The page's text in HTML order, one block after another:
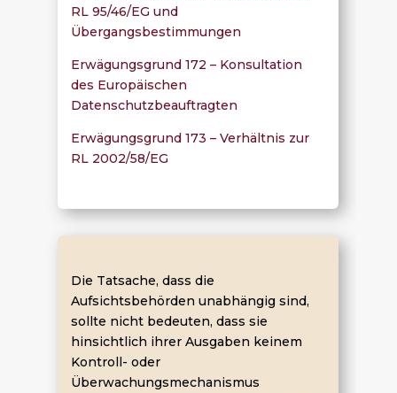
RL 95/46/EG und
Übergangsbestimmungen
Erwägungsgrund 172 – Konsultation
des Europäischen
Datenschutzbeauftragten
Erwägungsgrund 173 – Verhältnis zur
RL 2002/58/EG
Die Tatsache, dass die
Aufsichtsbehörden unabhängig sind,
sollte nicht bedeuten, dass sie
hinsichtlich ihrer Ausgaben keinem
Kontroll- oder
Überwachungsmechanismus